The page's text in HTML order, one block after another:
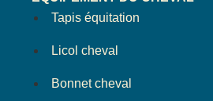
Tapis équitation
Licol cheval
Bonnet cheval